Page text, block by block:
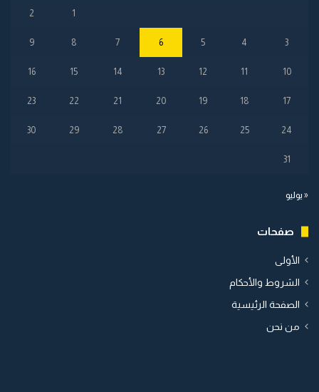
1
2
3
4
5
6
7
8
9
10
11
12
13
14
15
16
17
18
19
20
21
22
23
24
25
26
27
28
29
30
31
« يوليو
صفحات
الأولى
الشروط والأحكام
الصفحة الرئيسية
من نحن